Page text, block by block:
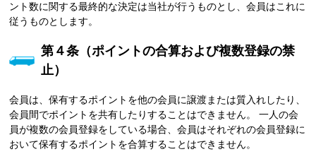
ント数に関する最終的な決定は当社が行うものとし、会員はこれに
従うものとします。
第４条（ポイントの合算および複数登録の禁
止）
会員は、保有するポイントを他の会員に譲渡または質入れしたり、
会員間でポイントを共有したりすることはできません。 一人の会
員が複数の会員登録をしている場合、会員はそれぞれの会員登録に
おいて保有するポイントを合算することはできません。